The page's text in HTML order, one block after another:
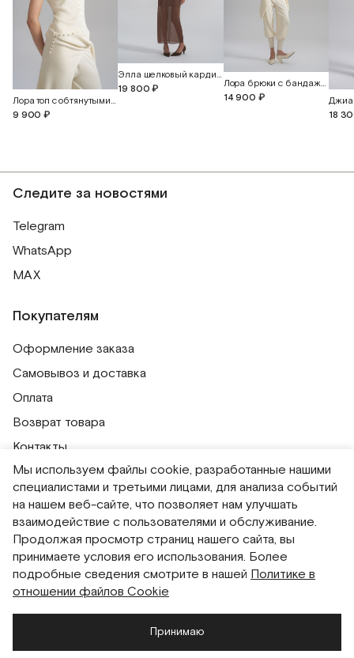
Лора топ с обтянутыми пуговицами
9 900 ₽
Элла шелковый кардиган с обтянутыми пуговицами
19 800 ₽
Лора брюки с бандажным поясом и манжетами
14 900 ₽
18
Следите за новостями
Telegram
WhatsApp
MAX
Покупателям
Оформление заказа
Самовывоз и доставка
Оплата
Возврат товара
Контакты
Публичная оферта
Политика обработки персональных данных
Политика использования сессионных файлов
Согласие на получение рассылок
Согласие на обработку персональных данных
Система привилегий
Мы используем файлы cookie, разработанные нашими
специалистами и третьими лицами, для анализа событий
на нашем веб-сайте, что позволяет нам улучшать
взаимодействие с пользователями и обслуживание.
Продолжая просмотр страниц нашего сайта, вы
принимаете условия его использования. Более
подробные сведения смотрите в нашей Политике в
отношении файлов Cookie
Принимаю